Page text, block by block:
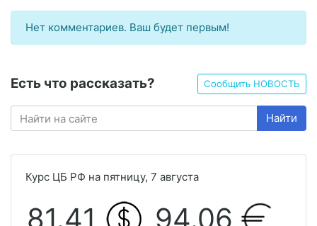
Нет комментариев. Ваш будет первым!
Есть что рассказать? Сообщить НОВОСТЬ
Найти
Курс ЦБ РФ на пятницу, 7 августа
81.41 94.06